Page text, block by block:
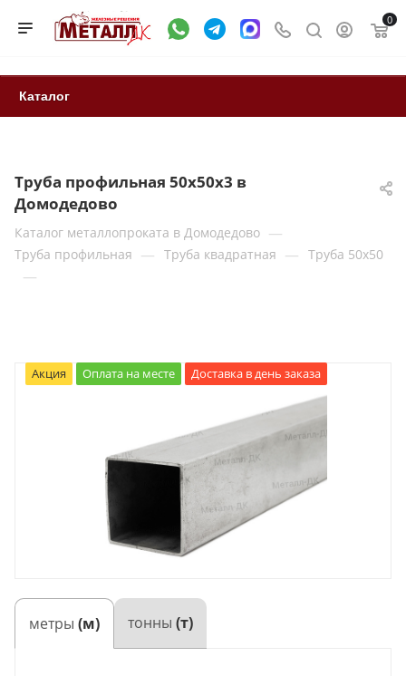
0
Каталог
Труба профильная 50х50х3 в
Домодедово
Каталог металлопроката в Домодедово —
Труба профильная — Труба квадратная — Труба 50x50
—
Акция Оплата на месте Доставка в день заказа
метры (м) тонны (т)